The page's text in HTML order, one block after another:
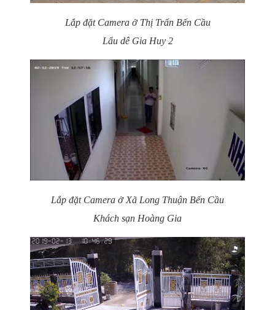
Lắp đặt Camera ở Thị Trấn Bến Cầu
Lẩu dê Gia Huy 2
Lắp đặt Camera ở Xã Long Thuận Bến Cầu
Khách sạn Hoàng Gia